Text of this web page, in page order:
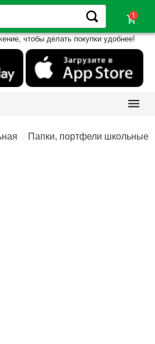
shopping_cart
чтобы делать покупки удобнее!

Папки, портфели школьные